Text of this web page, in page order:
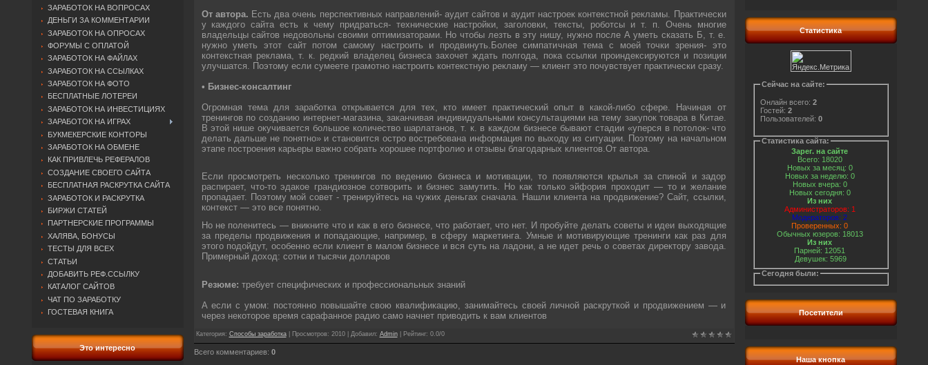
ЗАРАБОТОК НА ВОПРОСАХ
ДЕНЬГИ ЗА КОММЕНТАРИИ
ЗАРАБОТОК НА ОПРОСАХ
ФОРУМЫ С ОПЛАТОЙ
ЗАРАБОТОК НА ФАЙЛАХ
ЗАРАБОТОК НА ССЫЛКАХ
ЗАРАБОТОК НА ФОТО
БЕСПЛАТНЫЕ ЛОТЕРЕИ
ЗАРАБОТОК НА ИНВЕСТИЦИЯХ
ЗАРАБОТОК НА ИГРАХ
БУКМЕКЕРСКИЕ КОНТОРЫ
ЗАРАБОТОК НА ОБМЕНЕ
КАК ПРИВЛЕЧЬ РЕФЕРАЛОВ
СОЗДАНИЕ СВОЕГО САЙТА
БЕСПЛАТНАЯ РАСКРУТКА САЙТА
ЗАРАБОТОК И РАСКРУТКА
БИРЖИ СТАТЕЙ
ПАРТНЕРСКИЕ ПРОГРАММЫ
ХАЛЯВА, БОНУСЫ
ТЕСТЫ ДЛЯ ВСЕХ
СТАТЬИ
ДОБАВИТЬ РЕФ.ССЫЛКУ
КАТАЛОГ САЙТОВ
ЧАТ ПО ЗАРАБОТКУ
ГОСТЕВАЯ КНИГА
Это интересно
От автора. Есть два очень перспективных направлений- аудит сайтов и аудит настроек контекстной рекламы. Практически
у каждого сайта есть к чему придраться- технические настройки, заголовки, тексты, роботсы и т. п. Очень многие
владельцы сайтов недовольны своими оптимизаторами. Но чтобы лезть в эту нишу, нужно после А уметь сказать Б, т. е.
нужно уметь этот сайт потом самому настроить и продвинуть.Более симпатичная тема с моей точки зрения- это
контекстная реклама, т. к. редкий владелец бизнеса захочет ждать полгода, пока ссылки проиндексируются и позиции
улучшатся. Поэтому если сумеете грамотно настроить контекстную рекламу — клиент это почувствует практически сразу.
• Бизнес-консалтинг
Огромная тема для заработка открывается для тех, кто имеет практический опыт в какой-либо сфере. Начиная от
тренингов по созданию интернет-магазина, заканчивая индивидуальными консультациями на тему закупок товара в Китае.
В этой нише окучивается большое количество шарлатанов, т. к. в каждом бизнесе бывают стадии «уперся в потолок- что
делать дальше не понятно» и становится остро востребована информация по выходу из ситуации. Поэтому на начальном
этапе построения карьеры важно собрать хорошее портфолио и отзывы благодарных клиентов.От автора.
Если просмотреть несколько тренингов по ведению бизнеса и мотивации, то появляются крылья за спиной и задор
распирает, что-то эдакое грандиозное сотворить и бизнес замутить. Но как только эйфория проходит — то и желание
пропадает. Поэтому мой совет - тренируйтесь на чужих деньгах сначала. Нашли клиента на продвижение? Сайт, ссылки,
контекст — это все понятно.
Но не поленитесь — вникните что и как в его бизнесе, что работает, что нет. И пробуйте делать советы и идеи выходящие
за пределы продвижения и попадающие, например, в сферу маркетинга. Умные и мотивирующие тренинги как раз для
этого подойдут, особенно если клиент в малом бизнесе и вся суть на ладони, а не идет речь о советах директору завода.
Примерный доход: сотни и тысячи долларов
Резюме: требует специфических и профессиональных знаний
А если с умом: постоянно повышайте свою квалификацию, занимайтесь своей личной раскруткой и продвижением — и
через некоторое время сарафанное радио само начнет приводить к вам клиентов
Категория: Способы заработка| Просмотров: 2010 | Добавил: Admin| Рейтинг: 0.0/0
Всего комментариев: 0
Статистика
Сейчас на сайте:
Онлайн всего: 2
Гостей: 2
Пользователей: 0
Статистика сайта:
Зарег. на сайте
Всего: 18020
Новых за месяц: 0
Новых за неделю: 0
Новых вчера: 0
Новых сегодня: 0
Из них
Администраторов: 1
Модераторов: 2
Проверенных: 0
Обычных юзеров: 18013
Из них
Парней: 12051
Девушек: 5969
Сегодня были:
Посетители
Наша кнопка